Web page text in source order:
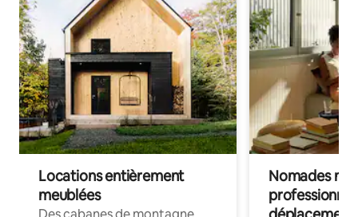
Locations entièrement
meublées
Nomades